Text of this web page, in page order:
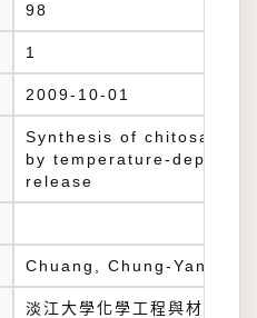
98
1
2009-10-01
Synthesis of chitosan-
by temperature-
release
Chuang, Chung-Yang;
淡江大學化學工程與材料工